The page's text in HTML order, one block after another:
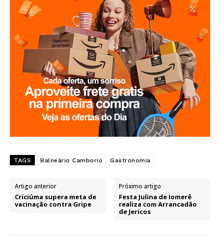
TAGS Balneário Camboriú Gastronomia
Artigo anterior
Criciúma supera meta de
vacinação contra Gripe
Próximo artigo
Festa Julina de Iomerê
realiza com Arrancadão
de Jericos